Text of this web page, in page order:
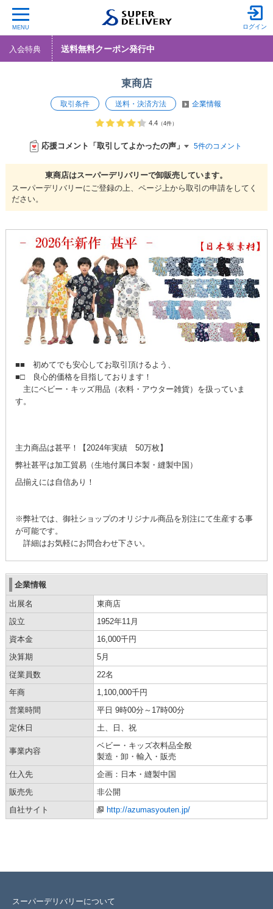
MENU ログイン
入会特典 送料無料クーポン発行中
東商店
取引条件 送料・決済方法 企業情報
4.4（4件）
応援コメント「取引してよかったの声」 5件のコメント
東商店はスーパーデリバリーで卸販売しています。
スーパーデリバリーにご登録の上、ページ上から取引の申請をしてく
ださい。
■■ 初めてでも安心してお取引頂けるよう、
■□ 良心的価格を目指しております！
主にベビー・キッズ用品（衣料・アウター雑貨）を扱っていま
す。
主力商品は甚平！【2024年実績 50万枚】
弊社甚平は加工貿易（生地付属日本製・縫製中国）
品揃えには自信あり！
※弊社では、御社ショップのオリジナル商品を別注にて生産する事
が可能です。
詳細はお気軽にお問合わせ下さい。
企業情報
出展名
東商店
設立
1952年11月
資本金
16,000千円
決算期
5月
従業員数
22名
年商
1,100,000千円
営業時間
平日 9時00分～17時00分
定休日
土、日、祝
事業内容
ベビー・キッズ衣料品全般
製造・卸・輸入・販売
仕入先
企画：日本・縫製中国
販売先
非公開
自社サイト
http://azumasyouten.jp/
スーパーデリバリーについて